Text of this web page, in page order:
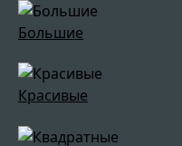
Большие
Красивые